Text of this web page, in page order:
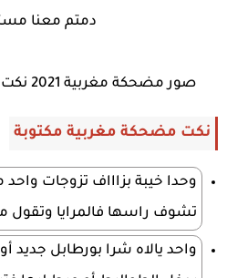
دمتم معنا
صور مضحكة مغربية 2021 نكت مضحكة مغربية بالصور
نكت مضحكة مغربية مكتوبة
وحدا خيبة بزاااف تزوجات
تشوف راسها فالمرايا وتقول
واحد يالاه شرا بورطابل جديد